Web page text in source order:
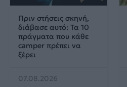
Πριν στήσεις σκηνή,
διάβασε αυτό: Τα 10
πράγματα που κάθε
camper πρέπει να
ξέρει
07.08.2026